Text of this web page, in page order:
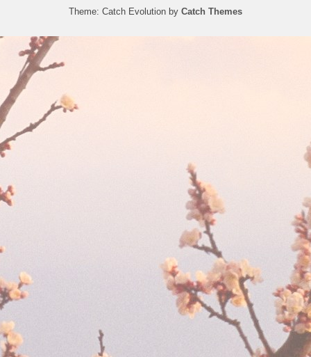
Theme: Catch Evolution by Catch Themes